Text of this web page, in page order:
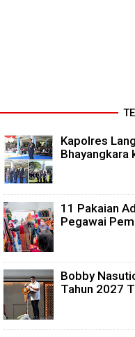
Kapolres
Bhayangkara
11 Pakaian
Pegawai
Bobby
Tahun 2027